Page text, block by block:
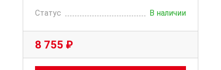
Статус В наличии
8 755 ₽